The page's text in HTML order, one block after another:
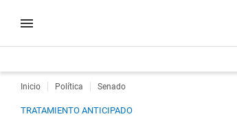
Inicio Política Senado
TRATAMIENTO ANTICIPADO